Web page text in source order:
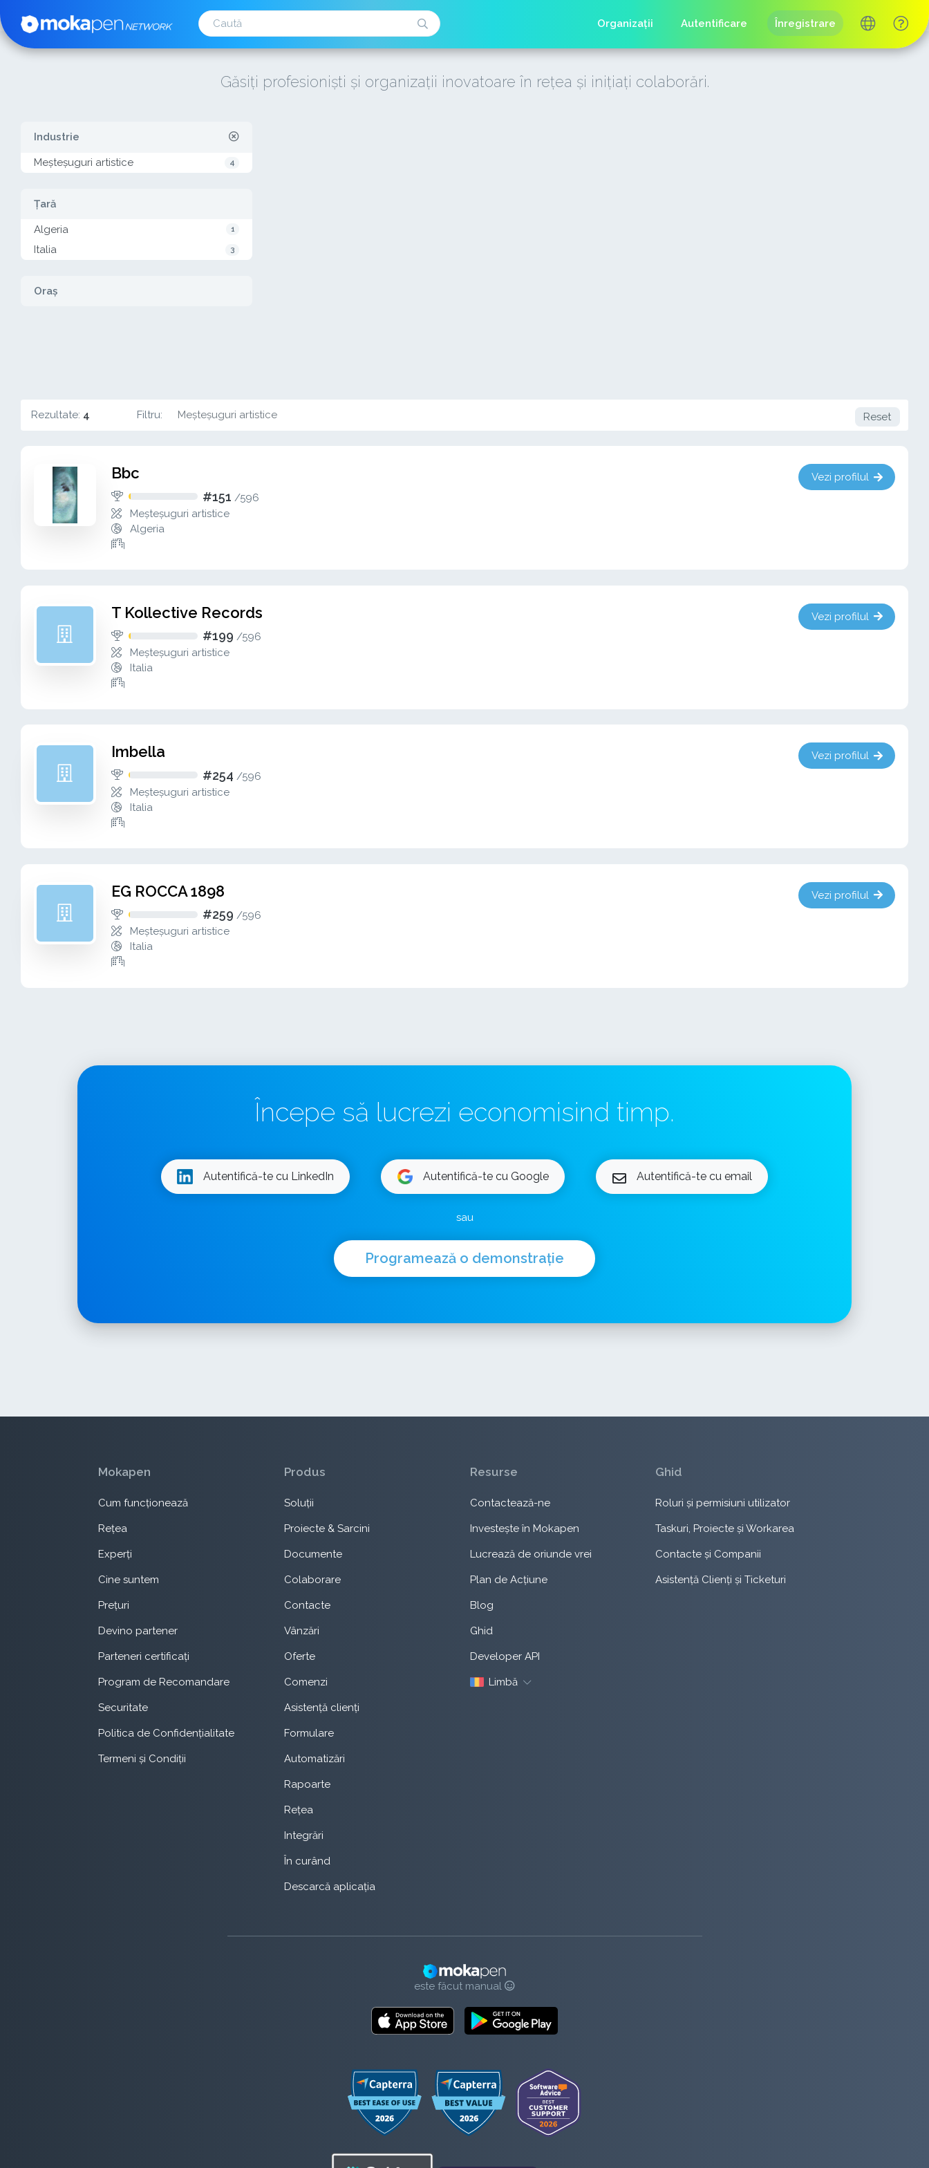
Organizații Autentificare Înregistrare
Găsiți profesioniști și organizații inovatoare în rețea și inițiați colaborări.
Industrie
Meșteșuguri artistice 4
Țară
Algeria 1
Italia 3
Oraș
Rezultate: 4 Filtru: Meșteșuguri artistice Reset
Bbc
#151 /596
Meșteșuguri artistice
Algeria
Vezi profilul
T Kollective Records
#199 /596
Meșteșuguri artistice
Italia
Vezi profilul
Imbella
#254 /596
Meșteșuguri artistice
Italia
Vezi profilul
EG ROCCA 1898
#259 /596
Meșteșuguri artistice
Italia
Vezi profilul
Începe să lucrezi economisind timp.
Autentifică-te cu LinkedIn Autentifică-te cu Google Autentifică-te cu email
sau
Programează o demonstrație
Mokapen
Cum funcționează
Rețea
Experți
Cine suntem
Prețuri
Devino partener
Parteneri certificați
Program de Recomandare
Securitate
Politica de Confidențialitate
Termeni și Condiții
Produs
Soluții
Proiecte & Sarcini
Documente
Colaborare
Contacte
Vânzări
Oferte
Comenzi
Asistență clienți
Formulare
Automatizări
Rapoarte
Rețea
Integrări
În curând
Descarcă aplicația
Resurse
Contactează-ne
Investește în Mokapen
Lucrează de oriunde vrei
Plan de Acțiune
Blog
Ghid
Developer API
Limbă
Ghid
Roluri și permisiuni utilizator
Taskuri, Proiecte și Workarea
Contacte și Companii
Asistență Clienți și Ticketuri
este făcut manual